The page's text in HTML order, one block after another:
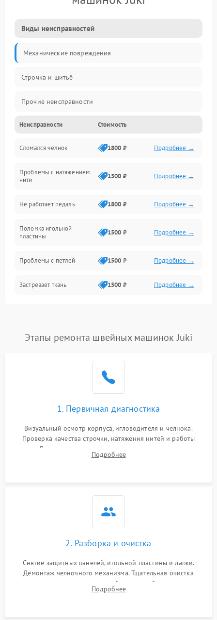
Виды неисправностей
Механические повреждения
Строчка и шитьё
Прочие неисправности
Электроника
Управление и электроника
Подача ткани
Игловодитель и механизмы
Неисправности Стоимость
Сломался челнок 1800 ₽ Подробнее →
Проблемы с натяжением
нити
1500 ₽ Подробнее →
Не работает педаль 1800 ₽ Подробнее →
Поломка игольной
пластины
1500 ₽ Подробнее →
Проблемы с петлей 1500 ₽ Подробнее →
Застревает ткань 1500 ₽ Подробнее →
Не работают кнопки
управления
1300 ₽ Подробнее →
Этапы ремонта швейных машинок Juki
1. Первичная диагностика
Визуальный осмотр корпуса, игловодителя и челнока.
Проверка качества строчки, натяжения нитей и работы
педали. Выявление посторонних стуков, пропусков стежков,
обрывов нити или заклинивания механизмов на тестовом
Подробнее
2. Разборка и очистка
Снятие защитных панелей, игольной пластины и лапки.
Демонтаж челночного механизма. Тщательная очистка
внутренних узлов от скопившейся тканевой пыли, очесов,
остатков старой смазки и обрывков нитей с помощью
Подробнее